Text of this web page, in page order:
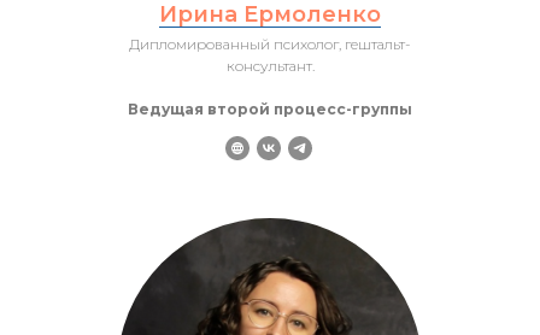
Ирина Ермоленко
Дипломированный психолог, гештальт-
консультант.
Ведущая второй процесс-группы